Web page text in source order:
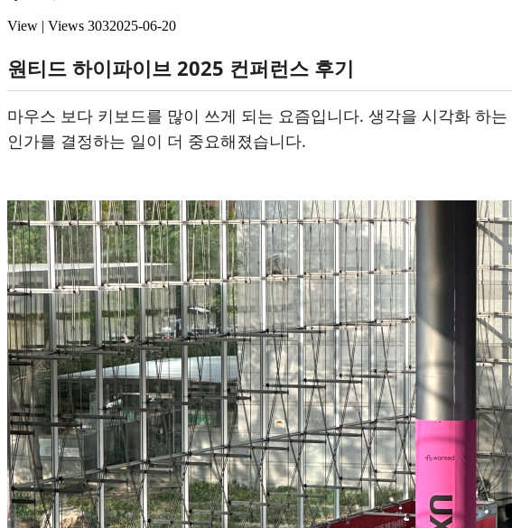
View | Views 3032025-06-20
원티드 하이파이브 2025 컨퍼런스 후기
마우스 보다 키보드를 많이 쓰게 되는 요즘입니다. 생각을 시각화 하
인가를 결정하는 일이 더 중요해졌습니다.